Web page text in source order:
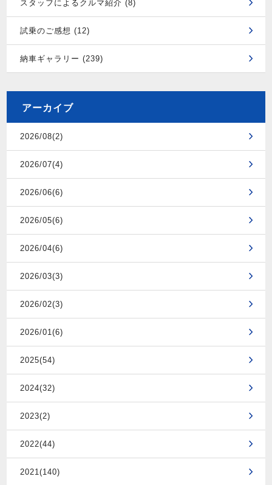
スタッフによるクルマ紹介 (8)
試乗のご感想 (12)
納車ギャラリー (239)
アーカイブ
2026/08(2)
2026/07(4)
2026/06(6)
2026/05(6)
2026/04(6)
2026/03(3)
2026/02(3)
2026/01(6)
2025(54)
2024(32)
2023(2)
2022(44)
2021(140)